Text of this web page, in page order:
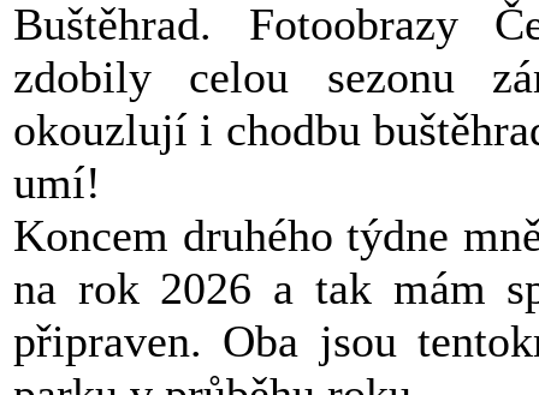
Buštěhrad. Fotoobrazy
zdobily celou sezonu
okouzlují i chodbu
umí!
Koncem druhého týdne
na rok 2026 a tak mám
připraven. Oba jsou